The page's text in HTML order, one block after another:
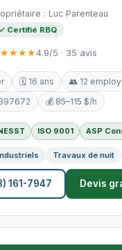
: Luc Parenteau
Certifié RBQ
4.9/5 · 35 avis
🗓️ 16 ans
👥 12
💰 85–115 $/h
ISO 9001 ASP
Travaux de nuit
161-7947 Devis